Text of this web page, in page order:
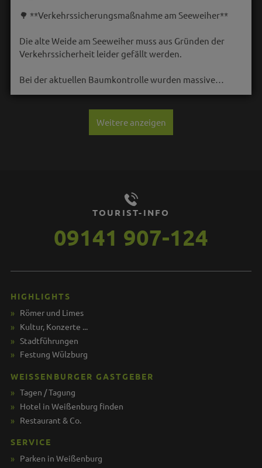
🌳 **Verkehrssicherungsmaßnahme am Seeweiher**
Die alte Weide am Seeweiher muss aus Gründen der
Verkehrssicherheit leider gefällt werden.
Bei der aktuellen Baumkontrolle wurden massive…
Weitere anzeigen
TOURIST-INFO
09141 907-124
HIGHLIGHTS
Römer und Limes
Kultur, Konzerte ...
Stadtführungen
Festung Wülzburg
WEISSENBURGER GASTGEBER
Tagen / Tagung
Hotel in Weißenburg finden
Restaurant & Co.
SERVICE
Parken in Weißenburg